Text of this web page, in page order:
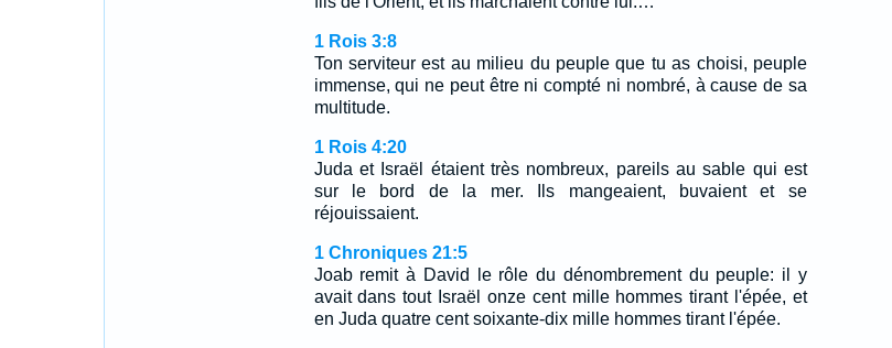
1 Rois 3:8
Ton serviteur est au milieu du peuple que tu as choisi, peuple
immense, qui ne peut être ni compté ni nombré, à cause de sa
multitude.
1 Rois 4:20
Juda et Israël étaient très nombreux, pareils au sable qui est
sur le bord de la mer. Ils mangeaient, buvaient et se
réjouissaient.
1 Chroniques 21:5
Joab remit à David le rôle du dénombrement du peuple: il y
avait dans tout Israël onze cent mille hommes tirant l'épée, et
en Juda quatre cent soixante-dix mille hommes tirant l'épée.